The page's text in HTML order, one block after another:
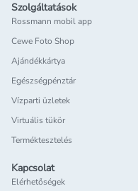
Szolgáltatások
Rossmann mobil app
Cewe Foto Shop
Ajándékkártya
Egészségpénztár
Vízparti üzletek
Virtuális tükör
Terméktesztelés
Kapcsolat
Elérhetőségek